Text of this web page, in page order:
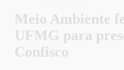
Meio Ambiente
UFMG para
Confisco